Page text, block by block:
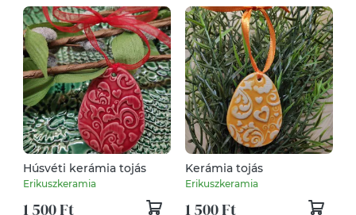
Húsvéti kerámia tojás
Erikuszkeramia
1 500 Ft
Kerámia tojás
Erikuszkeramia
1 500 Ft